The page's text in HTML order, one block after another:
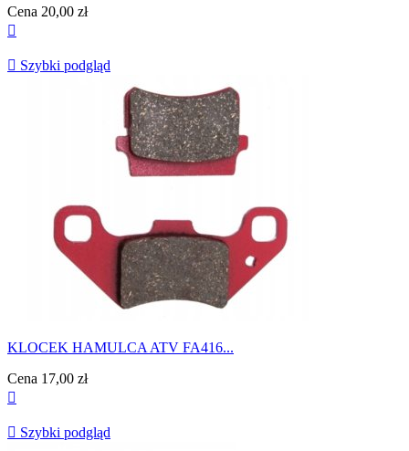
Cena 20,00 zł

 Szybki podgląd
KLOCEK HAMULCA ATV FA416...
Cena 17,00 zł

 Szybki podgląd